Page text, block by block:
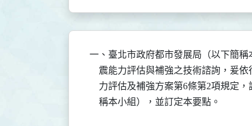
一、臺北市政府都市發展局（以下簡
震能力評估與補強之技術諮詢，爰
力評估及補強方案第6條第2項規定
    稱本小組），並訂定本要點。